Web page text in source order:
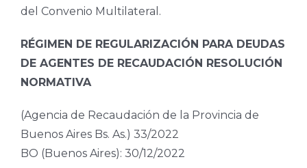
del Convenio Multilateral.
RÉGIMEN DE REGULARIZACIÓN PARA DEUDAS
DE AGENTES DE RECAUDACIÓN RESOLUCIÓN
NORMATIVA
(Agencia de Recaudación de la Provincia de
Buenos Aires Bs. As.) 33/2022
BO (Buenos Aires): 30/12/2022